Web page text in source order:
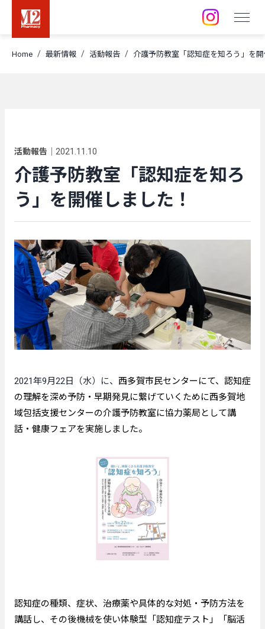
Home 最新情報 活動報告 介護予防教室「認知症を知ろう」を
活動報告 2021.11.10
介護予防教室「認知症を知ろ
う」を開催しました！
2021年9月22日（水）に、 西多賀市民センターにて、認知症
の理解を深め予防・早期発見に繋げていくために西多賀地
域包括支援センターの介護予防教室に協力薬局として講
話・健康フェアを実施しました。
認知症の種類、症状、治療薬や具体的な対処・予防方法を
講話し、その後機械を使い体験型「認知症テスト」「脳活